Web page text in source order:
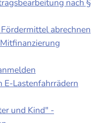
nach §
abrechnen
E-Lastenfahrrädern
und Kind" -